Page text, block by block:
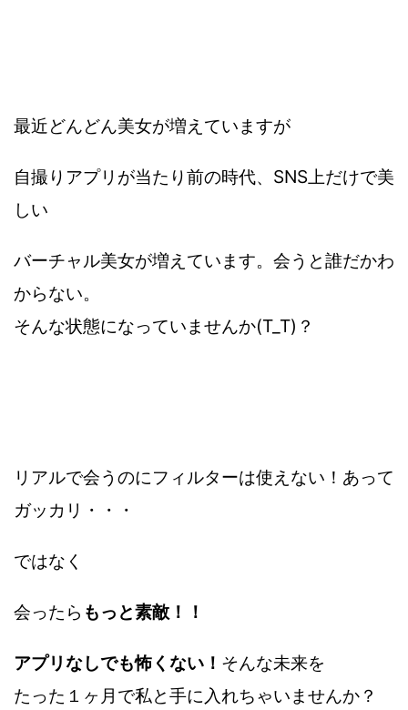
最近どんどん美女が増えていますが
自撮りアプリが当たり前の時代、SNS上だけで美
しい
バーチャル美女が増えています。会うと誰だかわ
からない。
そんな状態になっていませんか(T_T)？
リアルで会うのにフィルターは使えない！あって
ガッカリ・・・
ではなく
会ったら もっと素敵！！
アプリなしでも怖くない！ そんな未来を
たった１ヶ月で私と手に入れちゃいませんか？